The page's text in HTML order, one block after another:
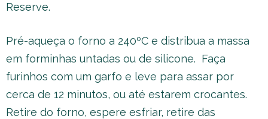
Reserve.
Pré-aqueça o forno a 240ºC e distribua a massa
em forminhas untadas ou de silicone. Faça
furinhos com um garfo e leve para assar por
cerca de 12 minutos, ou até estarem crocantes.
Retire do forno, espere esfriar, retire das